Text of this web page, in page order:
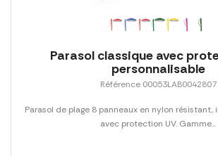
Parasol classique avec
personnalisable
Référence 00053LAB0042807
Parasol de plage 8 panneaux en nylon résistant,
avec protection UV. Gamme...